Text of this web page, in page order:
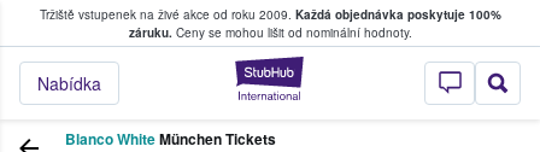
Tržiště vstupenek na živé akce od roku 2009. Každá objednávka poskytuje 100%
záruku.Ceny se mohou lišit od nominální hodnoty.
StubHub –
Nabídka
kde fanoušci kupují a prodávají vstupenky
Blanco WhiteMünchen Tickets